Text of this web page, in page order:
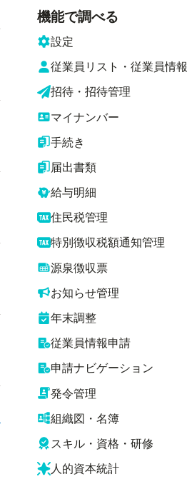
機能で調べる
設定
従業員リスト・従業員情報
招待・招待管理
マイナンバー
手続き
届出書類
給与明細
住民税管理
特別徴収税額通知管理
源泉徴収票
お知らせ管理
年末調整
従業員情報申請
申請ナビゲーション
発令管理
組織図・名簿
スキル・資格・研修
人的資本統計